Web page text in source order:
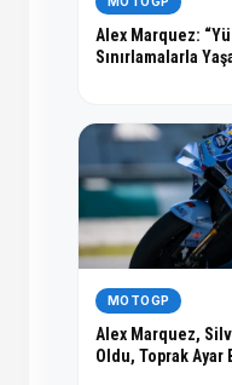
Alex Marquez:
Sınırlamalarla
MOTOGP
Alex Marquez,
Oldu, Toprak Ayar